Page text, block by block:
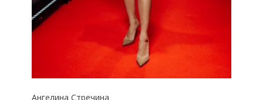
Ангелина Стречина